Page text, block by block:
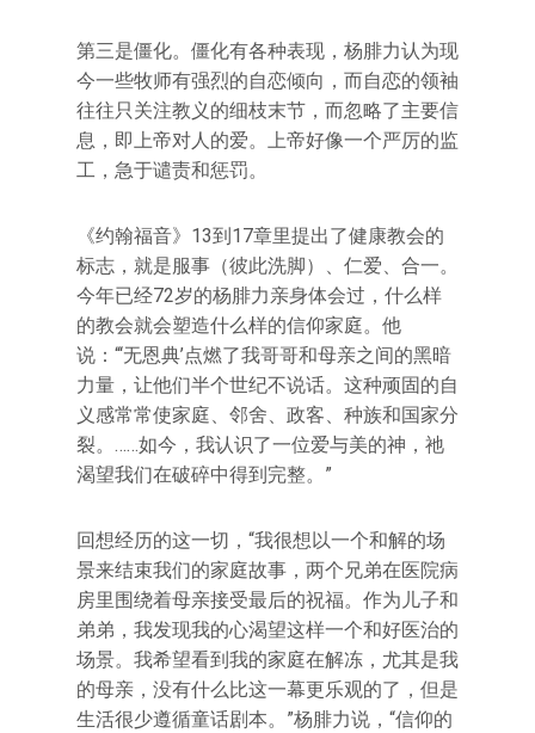
第三是僵化。僵化有各种表现，杨腓力认为现
今一些牧师有强烈的自恋倾向，而自恋的领袖
往往只关注教义的细枝末节，而忽略了主要信
息，即上帝对人的爱。上帝好像一个严厉的监
工，急于谴责和惩罚。
《约翰福音》13到17章里提出了健康教会的
标志，就是服事（彼此洗脚）、仁爱、合一。
今年已经72岁的杨腓力亲身体会过，什么样
的教会就会塑造什么样的信仰家庭。他
说：“‘无恩典’点燃了我哥哥和母亲之间的黑暗
力量，让他们半个世纪不说话。这种顽固的自
义感常常使家庭、邻舍、政客、种族和国家分
裂。……如今，我认识了一位爱与美的神，祂
渴望我们在破碎中得到完整。”
回想经历的这一切，“我很想以一个和解的场
景来结束我们的家庭故事，两个兄弟在医院病
房里围绕着母亲接受最后的祝福。作为儿子和
弟弟，我发现我的心渴望这样一个和好医治的
场景。我希望看到我的家庭在解冻，尤其是我
的母亲，没有什么比这一幕更乐观的了，但是
生活很少遵循童话剧本。”杨腓力说，“信仰的